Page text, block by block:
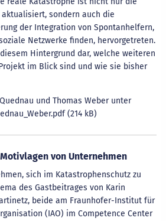
aktualisiert, sondern auch die
der Integration von Spontanhelfern,
Netzwerke finden, hervorgetreten.
Hintergrund dar, welche weiteren
im Blick sind und wie sie bisher
und Thomas Weber unter
(214 kB)
von Unternehmen
sich im Katastrophenschutz zu
des Gastbeitrages von Karin
beide am Fraunhofer-Institut für
(IAO) im Competence Center